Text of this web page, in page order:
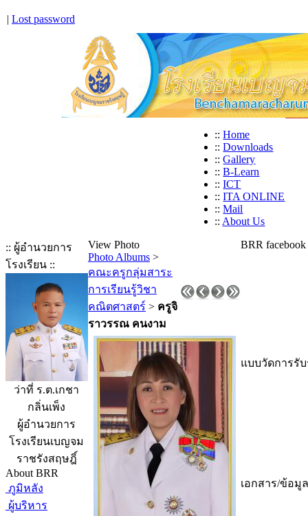
| Lost password
:: Home
:: Downloads
:: Gallery
:: B-Learn
:: ICT
:: ITA ONLINE
:: Mail
:: About Us
:: ผู้อำนวยการ
โรงเรียน ::
ว่าที่ ร.ต.เกชา
กลิ่นเพ็ง
ผู้อำนวยการ
โรงเรียนเบญจม
ราชรังสฤษฎิ์
About BRR
ภูมิหลัง
ผู้บริหาร
View Photo
Photo Albums >
คณะครูกลุ่มสาระ
การเรียนรู้วิชา
คณิตศาสตร์ > ครูจิ
ราวรรณ คนงาม
BRR facebook
แบบวัดการรั
เอกสาร/ข้อมูล